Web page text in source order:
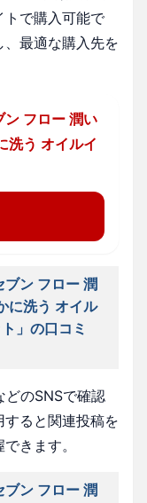
トで購入可能で
最適な購入先を
フロー 潤い
洗う オイルイ
ン フロー 潤
に洗う オイル
」の口コミ
のSNSで確認
ると関連投稿を
きます。
ン フロー 潤